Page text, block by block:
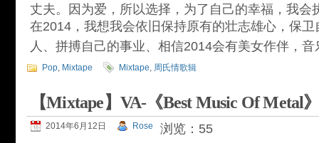
丈夫。因为爱，所以选择，为了自己的幸福，我会
在2014，我想我会依旧保持原有的壮志雄心，保
人、拼搏自己的事业、相信2014会有美女作伴，
Pop, Mixtape Mixtape, 周氏情歌辑
【Mixtape】VA-《Best Music Of Metal
2014年6月12日 Rose
浏览：55